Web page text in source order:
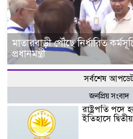
মাতারবাড়ী পৌঁছে নির্ধারিত
প্রধানমন্ত্রী
সর্বশেষ
জনপ্রিয় সংবাদ
রাষ্ট্রপতি পদে
ইতিহাসে